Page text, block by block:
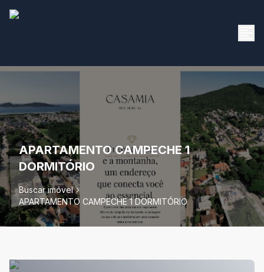
APARTAMENTO CAMPECHE 1
DORMITÓRIO
Buscar imóvel
APARTAMENTO CAMPECHE 1 DORMITÓRIO